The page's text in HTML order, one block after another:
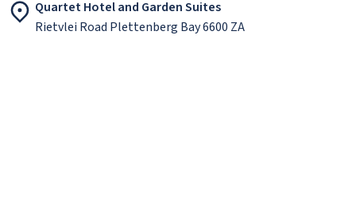
Quartet Hotel and Garden Suites
Rietvlei Road Plettenberg Bay 6600 ZA